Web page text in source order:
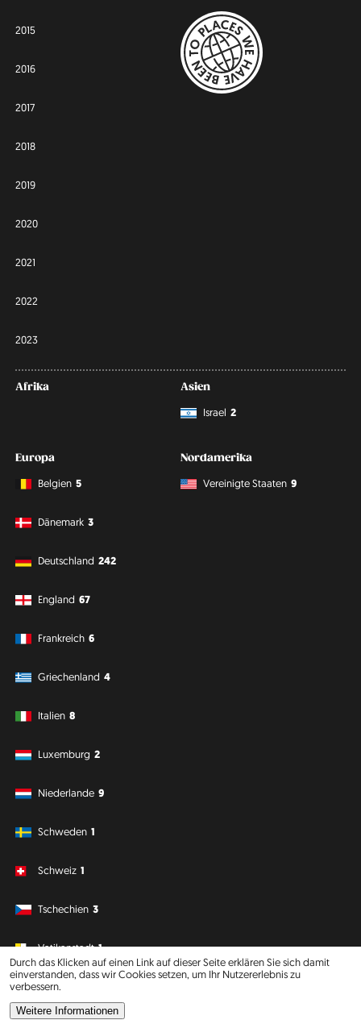
Durch das Klicken auf einen Link auf dieser Seite erklären Sie sich damit
einverstanden, dass wir Cookies setzen, um Ihr Nutzererlebnis zu
verbessern.
Weitere Informationen
2015
2016
2017
2018
2019
2020
2021
2022
2023
Afrika
Asien
Israel 2
Europa
Belgien 5
Dänemark 3
Deutschland 242
England 67
Frankreich 6
Griechenland 4
Italien 8
Luxemburg 2
Niederlande 9
Schweden 1
Schweiz 1
Tschechien 3
Vatikanstadt 1
Nordamerika
Vereinigte Staaten 9
Südamerika
Philipp J. Conrad ·